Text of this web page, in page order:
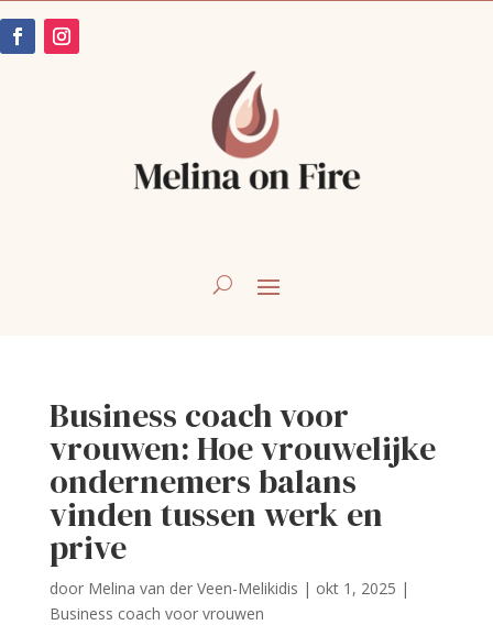
Business coach voor
vrouwen: Hoe vrouwelijke
ondernemers balans
vinden tussen werk en
prive
door Melina van der Veen-Melikidis | okt 1, 2025 |
Business coach voor vrouwen